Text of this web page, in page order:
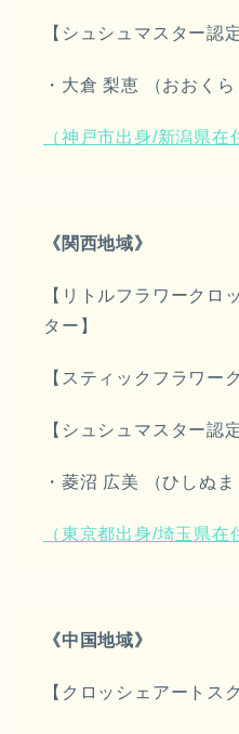
【シュシュマスター認
・大倉 梨恵 （おおくら
（神戸市出身/新潟県在
《関西地域》
【リトルフラワークロ
ター】
【スティックフラワー
【シュシュマスター認
・菱沼 広美 （ひしぬま
（東京都出身/埼玉県在
《中国地域》
【クロッシェアートス